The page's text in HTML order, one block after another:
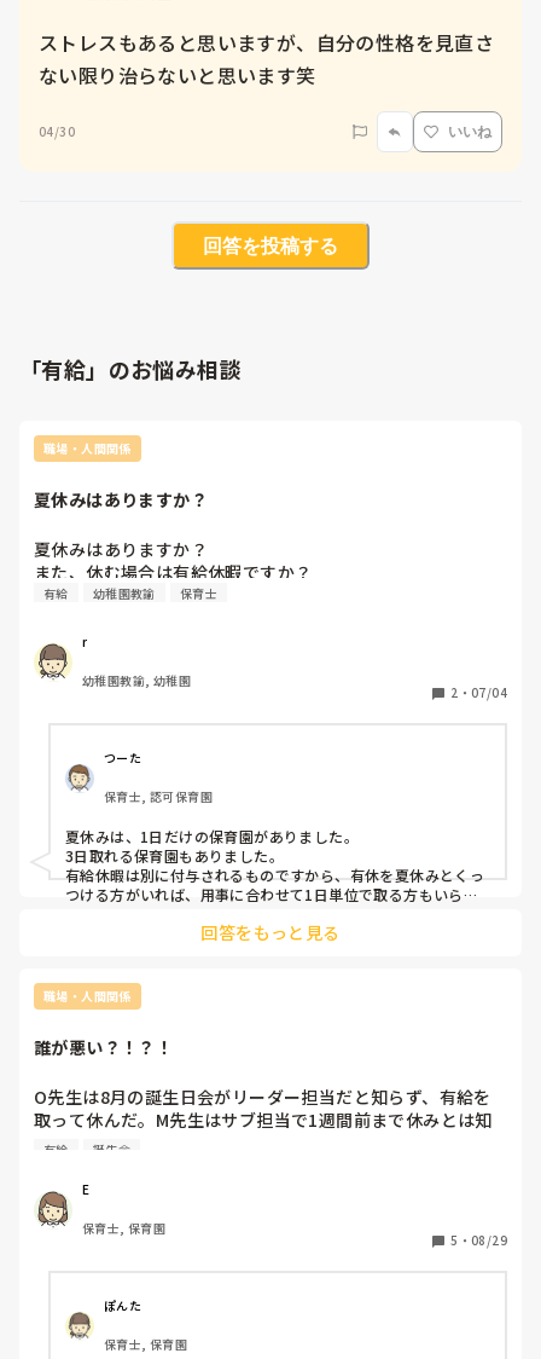
ストレスもあると思いますが、自分の性格を見直さ
ない限り治らないと思います笑
04/30 いいね
回答を投稿する
「有給」のお悩み相談
職場・人間関係
夏休みはありますか？
夏休みはありますか？
また、休む場合は有給休暇ですか？
有給 幼稚園教諭 保育士
r
幼稚園教諭, 幼稚園
2 ・ 07/04
つーた
保育士, 認可保育園
夏休みは、1日だけの保育園がありました。
3日取れる保育園もありました。
有給休暇は別に付与されるものですから、有休を夏休みとくっ
つける方がいれば、用事に合わせて1日単位で取る方もいらっ
ただ、夏休みですから、9月末までには消化しましょう、とル
回答をもっと見る
職場・人間関係
誰が悪い？！？！
O先生は8月の誕生日会がリーダー担当だと知らず、有給を
取って休んだ。M先生はサブ担当で1週間前まで休みとは知
らなかった。急に1週間前に「リーダーできる？」と聞き、
生はM先生に誕生日会の事をお願いするのに嫌な言い方をし
てしまった。誕生日会当日M先生がリーダーをする予定だっ
たが、体調不良で休んでしまった。M先生の変わりにY先生
り、O先生が出勤したが、M先生はY先生に誕生日会を変わっ
てもらった事を伝えず、O先生がY先生から変わった事を聞
くまでは知らなかった。O先生にM先生がY先生に変わっても
らって知らなかった事について怒っている。なお、M先生は
有給 誕生会
E
保育士, 保育園
5 ・ 08/29
ぽんた
保育士, 保育園